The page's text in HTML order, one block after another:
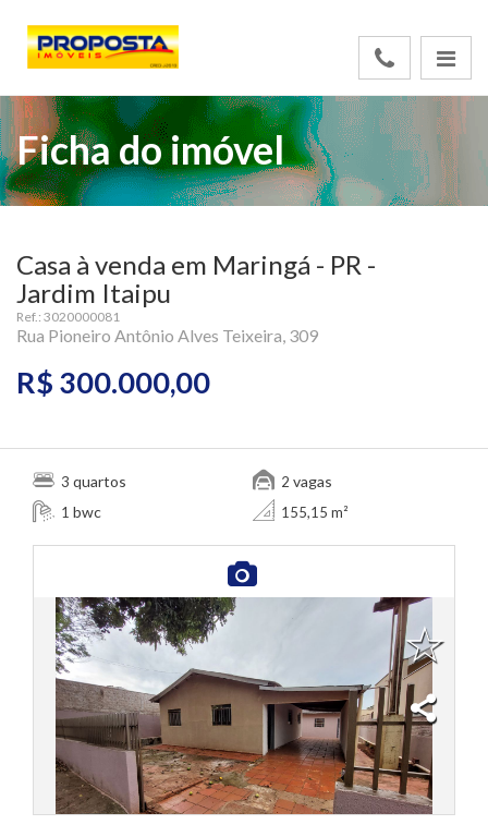
Ficha do imóvel
Casa à venda em Maringá - PR -
Jardim Itaipu
Ref.: 3020000081
Rua Pioneiro Antônio Alves Teixeira, 309
R$ 300.000,00
3 quartos
1 bwc
2 vagas
155,15 m²